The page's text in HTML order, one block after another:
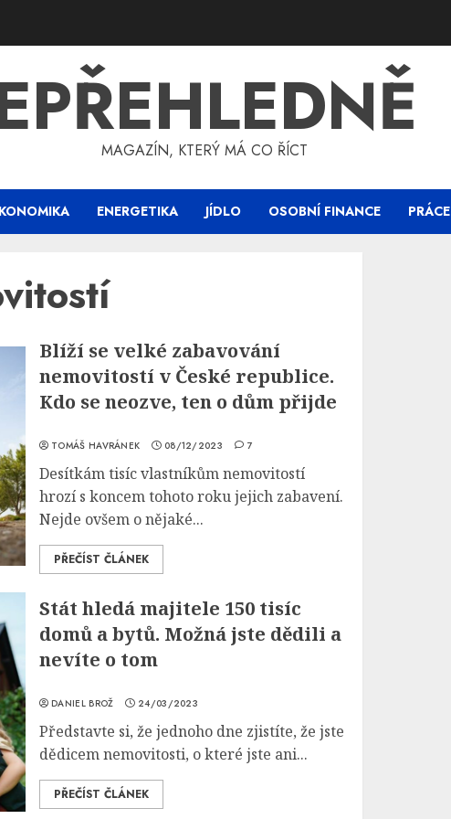
MAGAZÍN, KTERÝ MÁ CO ŘÍCT
ENERGETIKA JÍDLO OSOBNÍ FINANCE PRÁCE
Blíží se velké zabavování
nemovitostí v České republice.
Kdo se neozve, ten o dům přijde
TOMÁŠ HAVRÁNEK 08/12/2023 7
Desítkám tisíc vlastníkům nemovitostí
hrozí s koncem tohoto roku jejich zabavení.
Nejde ovšem o nějaké...
PŘEČÍST ČLÁNEK
Stát hledá majitele 150 tisíc
domů a bytů. Možná jste dědili a
nevíte o tom
DANIEL BROŽ 24/03/2023
Představte si, že jednoho dne zjistíte, že jste
dědicem nemovitosti, o které jste ani...
PŘEČÍST ČLÁNEK